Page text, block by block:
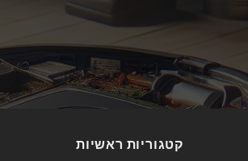
קטגוריות ראשיות